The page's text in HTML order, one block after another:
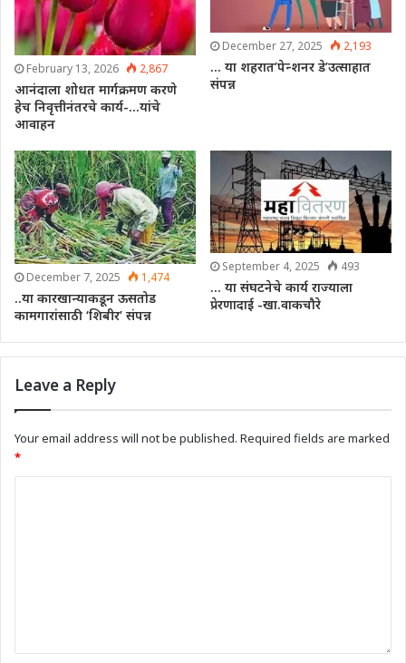
February 13, 2026 2,867
आनंदाला शोधत मार्गक्रमण करणे
हेच निवृत्तीनंतरचे कार्य-…यांचे
आवाहन
December 27, 2025 2,193
… या शहरात’पेन्शनर डे’उत्साहात
संपन्न
December 7, 2025 1,474
..या कारखान्याकडून ऊसतोड
कामगारांसाठी ‘शिबीर’ संपन्न
September 4, 2025 493
… या संघटनेचे कार्य राज्याला
प्रेरणादाई -खा.वाकचौरे
Leave a Reply
Your email address will not be published. Required fields are marked
*